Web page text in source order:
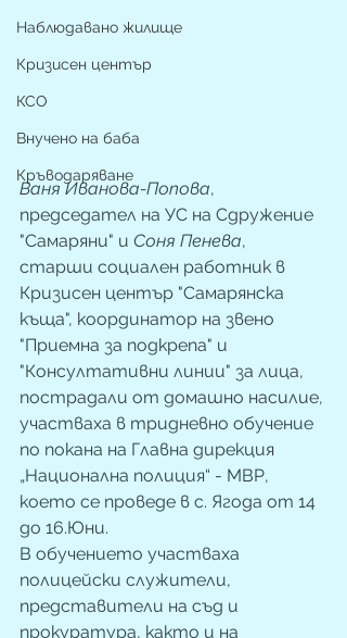
Наблюдавано жилище
Кризисен център
КСО
Внучено на баба
Кръводаряване
Ваня Иванова-Попова,
председател на УС на Сдружение
"Самаряни" и Соня Пенева,
старши социален работник в
Кризисен център "Самарянска
къща", координатор на звено
"Приемна за подкрепа" и
"Консултативни линии" за лица,
пострадали от домашно насилие,
участваха в тридневно обучение
по покана на Главна дирекция
„Национална полиция“ - МВР,
което се проведе в с. Ягода от 14
до 16.Юни.
В обучението участваха
полицейски служители,
представители на съд и
прокуратура, както и на